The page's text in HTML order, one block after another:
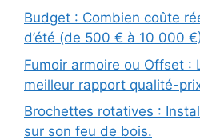
Budget : Combien coûte
d’été (de 500 € à 10 000
Fumoir armoire ou Offset :
meilleur rapport qualité-
Brochettes rotatives :
sur son feu de bois.